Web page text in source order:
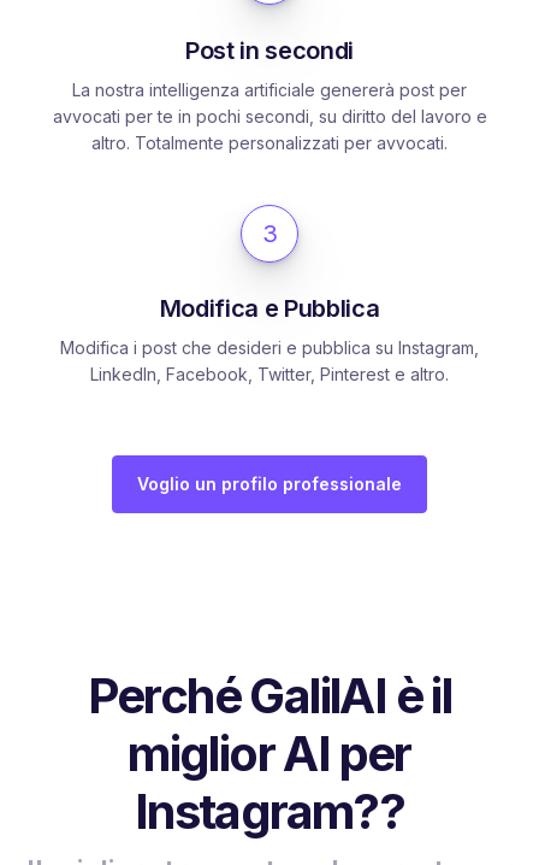
Post in secondi
La nostra intelligenza artificiale genererà post per
avvocati per te in pochi secondi, su diritto del lavoro e
altro. Totalmente personalizzati per avvocati.
3
Modifica e Pubblica
Modifica i post che desideri e pubblica su Instagram,
LinkedIn, Facebook, Twitter, Pinterest e altro.
Voglio un profilo professionale
Perché GalilAI è il
miglior AI per
Instagram??